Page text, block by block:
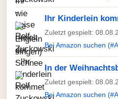
Ihr Kinderlein
Zuletzt gespielt:
Bei Amazon suchen
In der
Zuletzt gespielt:
Bei Amazon suchen